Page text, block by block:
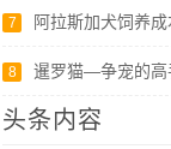
7 阿拉斯加犬饲养成本，
8 暹罗猫—争宠的高
头条内容